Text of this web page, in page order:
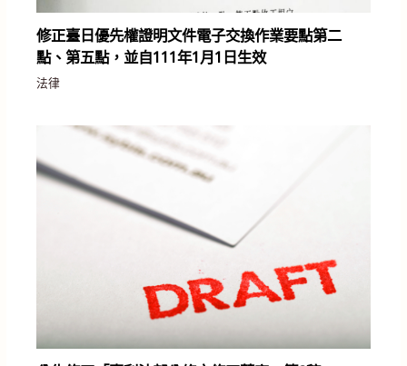
修正臺日優先權證明文件電子交換作業要點第二
點、第五點，並自111年1月1日生效
法律